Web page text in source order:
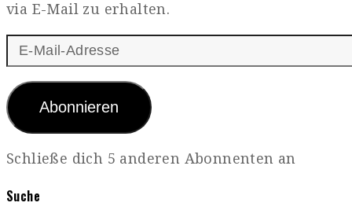
via E-Mail zu erhalten.
E-
Mail-
Adresse
Abonnieren
Schließe dich 5 anderen Abonnenten an
Suche